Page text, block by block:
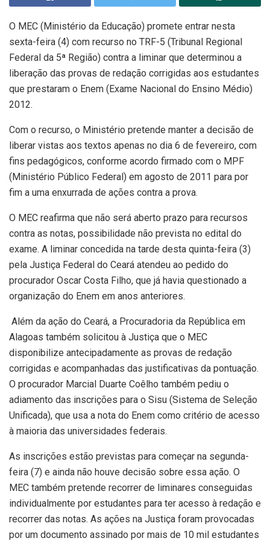
O MEC (Ministério da Educação) promete entrar nesta
sexta-feira (4) com recurso no TRF-5 (Tribunal Regional
Federal da 5ª Região) contra a liminar que determinou a
liberação das provas de redação corrigidas aos estudantes
que prestaram o Enem (Exame Nacional do Ensino Médio)
2012.
Com o recurso, o Ministério pretende manter a decisão de
liberar vistas aos textos apenas no dia 6 de fevereiro, com
fins pedagógicos, conforme acordo firmado com o MPF
(Ministério Público Federal) em agosto de 2011 para por
fim a uma enxurrada de ações contra a prova.
O MEC reafirma que não será aberto prazo para recursos
contra as notas, possibilidade não prevista no edital do
exame. A liminar concedida na tarde desta quinta-feira (3)
pela Justiça Federal do Ceará atendeu ao pedido do
procurador Oscar Costa Filho, que já havia questionado a
organização do Enem em anos anteriores.
Além da ação do Ceará, a Procuradoria da República em
Alagoas também solicitou à Justiça que o MEC
disponibilize antecipadamente as provas de redação
corrigidas e acompanhadas das justificativas da pontuação.
O procurador Marcial Duarte Coêlho também pediu o
adiamento das inscrições para o Sisu (Sistema de Seleção
Unificada), que usa a nota do Enem como critério de acesso
à maioria das universidades federais.
As inscrições estão previstas para começar na segunda-
feira (7) e ainda não houve decisão sobre essa ação. O
MEC também pretende recorrer de liminares conseguidas
individualmente por estudantes para ter acesso à redação e
recorrer das notas. As ações na Justiça foram provocadas
por um documento assinado por mais de 10 mil estudantes